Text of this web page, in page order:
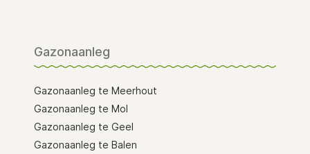
Gazonaanleg
Gazonaanleg te Meerhout
Gazonaanleg te Mol
Gazonaanleg te Geel
Gazonaanleg te Balen